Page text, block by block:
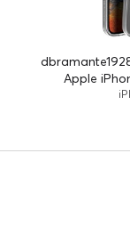
Apple